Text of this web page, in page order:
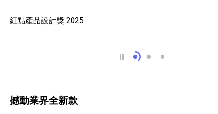
紅點產品設計獎 2025
當前所有專注於電
Sony INZONE
紅點產品設計獎 2025
撼動業界全新款